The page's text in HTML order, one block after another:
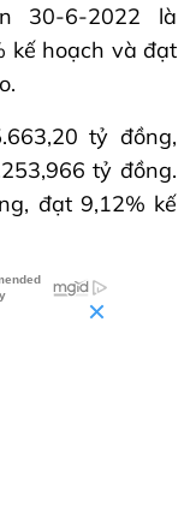
30-6-2022 là
kế hoạch và đạt
tỷ đồng,
tỷ đồng.
đạt 9,12% kế